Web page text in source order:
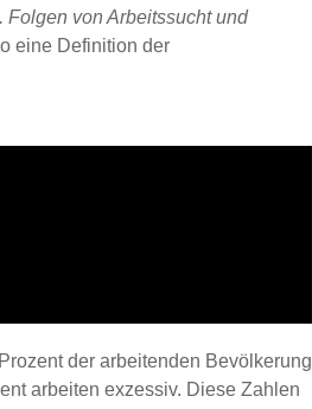
von Arbeitssucht und
eine Definition der
der arbeitenden Bevölkerung
arbeiten exzessiv. Diese Zahlen